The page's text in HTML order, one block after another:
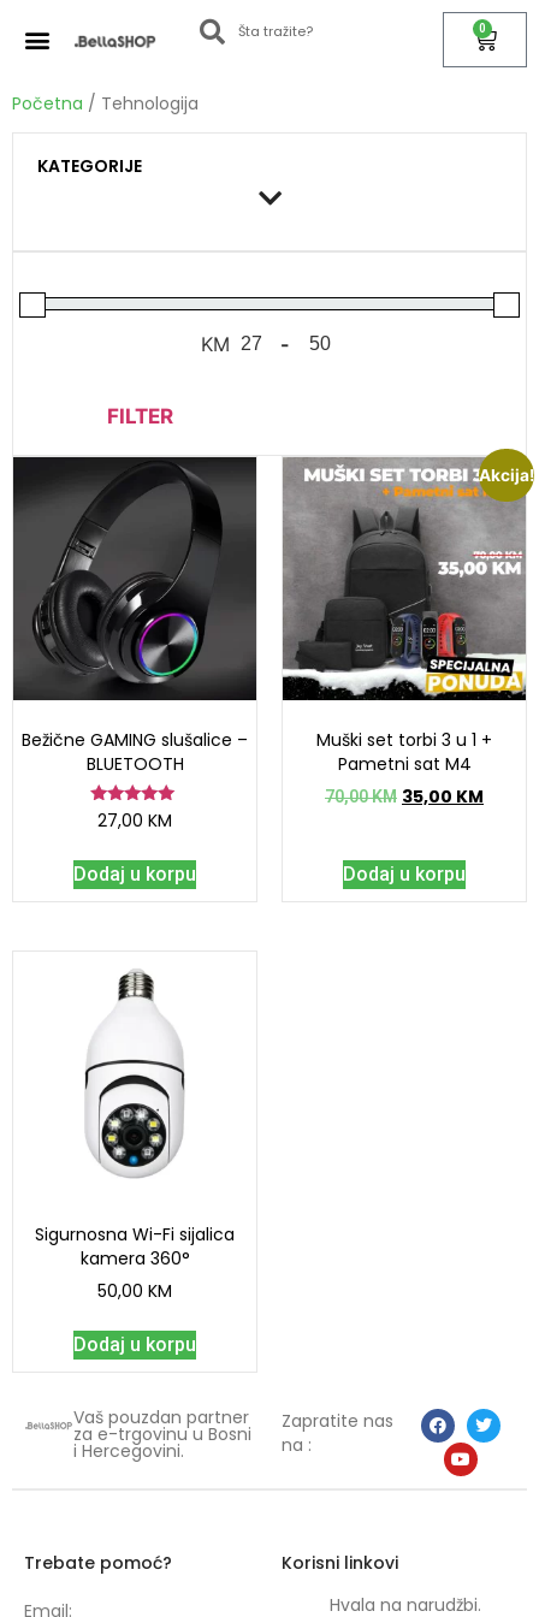
0
Početna / Tehnologija
KATEGORIJE
KM -
FILTER
Bežične GAMING slušalice –
BLUETOOTH
Ocjenjeno
5.00
27,00 KM
Dodaj u korpu
Akcija!
Muški set torbi 3 u 1 +
Pametni sat M4
70,00KM 35,00 KM
Dodaj u korpu
Sigurnosna Wi-Fi sijalica
kamera 360°
50,00 KM
Dodaj u korpu
Vaš pouzdan partner
za e-trgovinu u Bosni
i Hercegovini.
Zapratite nas
na :
Trebate pomoć?
Email:
Korisni linkovi
Hvala na narudžbi.